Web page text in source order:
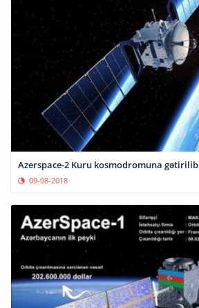
Azerspace-2 Kuru kosmodromuna gətirilib
09-08-2018